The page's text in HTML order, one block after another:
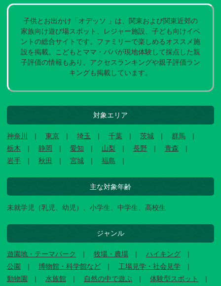
子供とお出かけ「オデッソ 」は、関東および関東近郊の
家族向け遊び場スポット、レジャー施設、子ども向けイベ
ントの総合サイトです。ファミリーで楽しめるオススメ施
設を掲載。こどもとママ・パパが現地体験して採点した親
子評価の情報もあり。アクセスランキングや親子評価ラン
キングも掲載しています。
対象エリア
神奈川 東京 埼玉 千葉 茨城
群馬
栃木
静岡 愛知 山梨 長野
青森
岩手
秋田 宮城 福島
主な対象年齢
未就学児（乳児、幼児）、小学生、中学生、高校生
ジャンル
遊園地・テーマパーク 牧場・農場
ハイキング
公園
博物館・科学館など
工場見学・社会見学
動物園
水族館 自然の中で遊ぶ
体験型スポット